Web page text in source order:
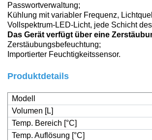
Passwortverwaltung;
Kühlung mit variabler Frequenz,
Vollspektrum-LED-Licht, jede Schicht
Das Gerät verfügt über eine
Zerstäubungsbefeuchtung;
Importierter Feuchtigkeitssensor.
Produktdetails
Modell
Volumen [L]
Temp. Bereich [°C]
Temp. Auflösung [°C]